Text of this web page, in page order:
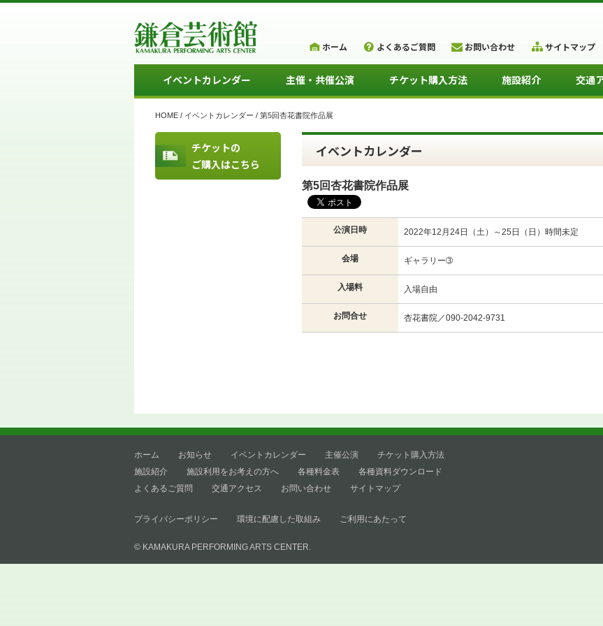
ホーム よくあるご質問 お問い合わせ サイトマップ
イベントカレンダー 主催・共催公演 チケット購入方法 施設紹介 交通
HOME / イベントカレンダー / 第5回杏花書院作品展
チケットの
ご購入はこちら
イベントカレンダー
第5回杏花書院作品展
公演日時 2022年12月24日（土）～25日（日）時間未定
会場 ギャラリー➂
入場料 入場自由
お問合せ 杏花書院／090-2042-9731
ホーム お知らせ イベントカレンダー 主催公演
チケット購入方法
施設紹介
施設利用をお考えの方へ 各種料金表
各種資料ダウンロード
よくあるご質問
交通アクセス お問い合わせ サイトマップ
プライバシーポリシー 環境に配慮した取組み ご利用にあたって
© KAMAKURA PERFORMING ARTS CENTER.